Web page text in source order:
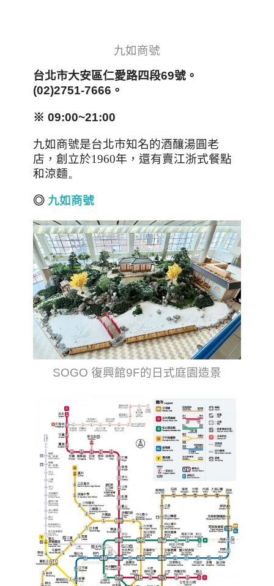
九如商號
台北市大安區仁愛路四段69號。
(02)2751-7666。
※ 09:00~21:00
九如商號是台北市知名的酒釀湯圓老
店，創立於1960年，還有賣江浙式餐點
和涼麵。
◎ 九如商號
SOGO 復興館9F的日式庭園造景